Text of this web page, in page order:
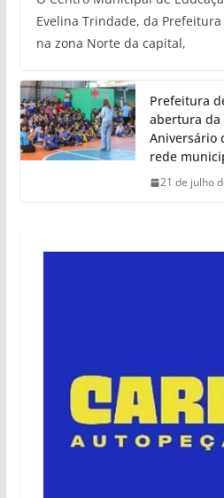
Evelina Trindade, da
na zona Norte da capital,
Prefeitura
abertura da
Aniversário
rede
21 de julho